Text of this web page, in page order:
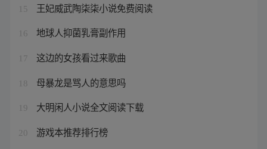
15 王妃威武陶柒柒小说免费阅读
16 地球人抑菌乳膏副作用
17 这边的女孩看过来歌曲
18 母暴龙是骂人的意思吗
19 大明闲人小说全文阅读下载
20 游戏本推荐排行榜